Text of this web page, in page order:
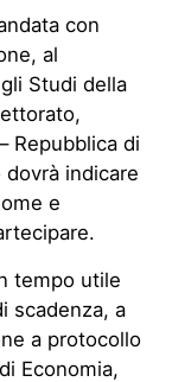
con
al
Studi della
Repubblica di
dovrà indicare
e
tempo utile
scadenza, a
a protocollo
Economia,